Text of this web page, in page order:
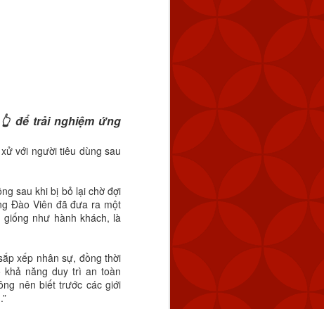
👆 để trải nghiệm ứng
với người tiêu dùng sau
sau khi bị bỏ lại chờ đợi
Đào Viên đã đưa ra một
như hành khách, là
xếp nhân sự, đồng thời
năng duy trì an toàn
nên biết trước các giới
tàu hải quân của Trung
cách tăng dần số
răn đe và đảm bảo
vũ lực trực tiếp và ở